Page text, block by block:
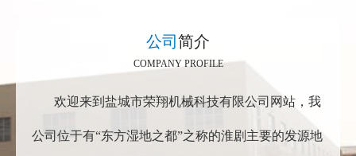
公司 简介
COMPANY PROFILE
欢迎来到盐城市荣翔机械科技有限公司网站，我
公司位于有“东方湿地之都”之称的淮剧主要的发源地